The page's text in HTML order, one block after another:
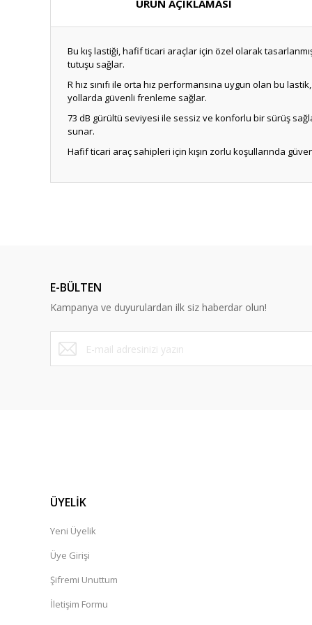
ÜRÜN AÇIKLAMASI
Bu kış lastiği, hafif ticari araçlar için özel olarak
tutuşu sağlar.
R hız sınıfı ile orta hız performansına uygun olan bu
yollarda güvenli frenleme sağlar.
73 dB gürültü seviyesi ile sessiz ve konforlu bir sürüş
sunar.
Hafif ticari araç sahipleri için kışın zorlu koşullarında
E-BÜLTEN
Kampanya ve duyurulardan ilk siz haberdar olun!
ÜYELİK
Yeni Üyelik
Üye Girişi
Şifremi Unuttum
İletişim Formu